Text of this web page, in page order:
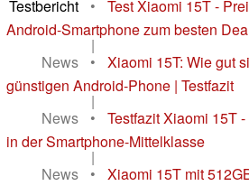
Testbericht •
Test Xiaomi 15T -
Android-Smartphone zum besten
|
News
•
Xiaomi 15T: Wie gut
günstigen Android-Phone | Testfazit
|
News
•
Testfazit Xiaomi 15T
in der Smartphone-Mittelklasse
|
News
•
Xiaomi 15T mit